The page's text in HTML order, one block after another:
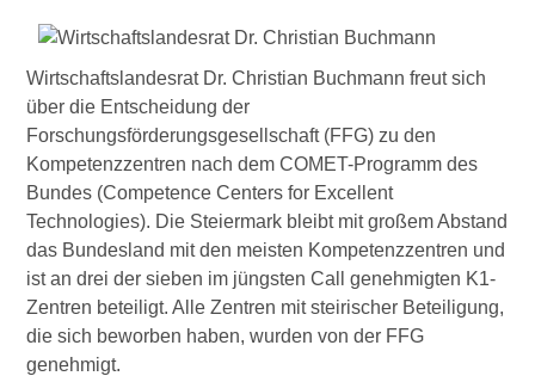
Wirtschaftslandesrat Dr. Christian Buchmann freut sich
über die Entscheidung der
Forschungsförderungsgesellschaft (FFG) zu den
Kompetenzzentren nach dem COMET-Programm des
Bundes (Competence Centers for Excellent
Technologies). Die Steiermark bleibt mit großem Abstand
das Bundesland mit den meisten Kompetenzzentren und
ist an drei der sieben im jüngsten Call genehmigten K1-
Zentren beteiligt. Alle Zentren mit steirischer Beteiligung,
die sich beworben haben, wurden von der FFG
genehmigt.